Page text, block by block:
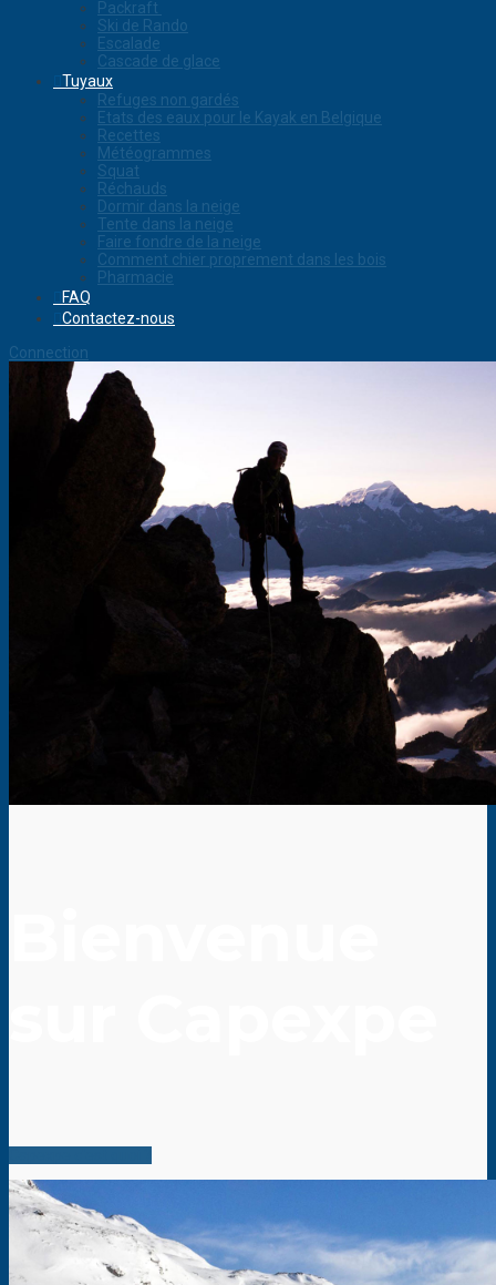
Packraft
Ski de Rando
Escalade
Cascade de glace
Tuyaux
Refuges non gardés
Etats des eaux pour le Kayak en Belgique
Recettes
Météogrammes
Squat
Réchauds
Dormir dans la neige
Tente dans la neige
Faire fondre de la neige
Comment chier proprement dans les bois
Pharmacie
FAQ
Contactez-nous
Connection